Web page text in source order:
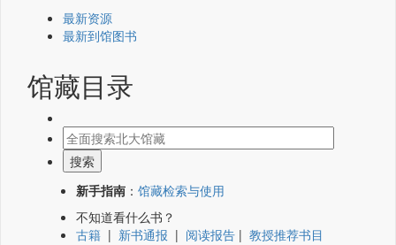
最新资源
最新到馆图书
馆藏目录
新手指南 ： 馆藏检索与使用
不知道看什么书？
古籍 | 新书通报 | 阅读报告 | 教授推荐书目